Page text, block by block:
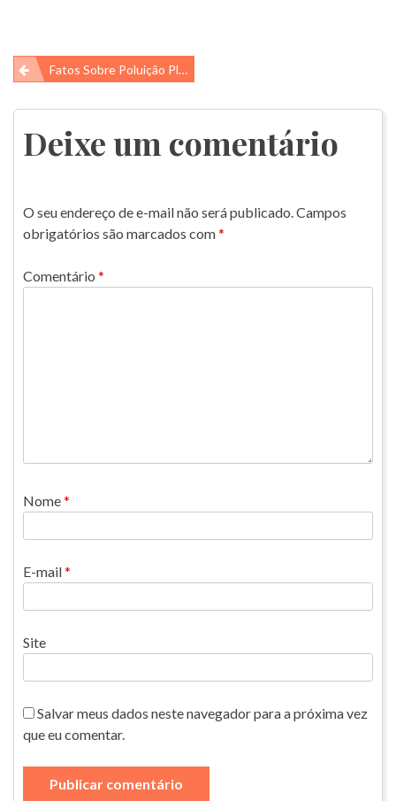
Navegação
de
Post
Fatos Sobre Poluição Plástica
Deixe um comentário
O seu endereço de e-mail não será publicado.Campos
obrigatórios são marcados com*
Comentário *
Nome*
E-mail*
Site
Salvar meus dados neste navegador para a próxima vez
que eu comentar.